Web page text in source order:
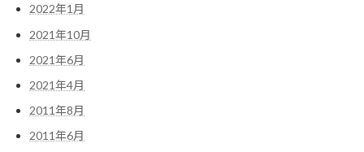
2022年1月
2021年10月
2021年6月
2021年4月
2011年8月
2011年6月